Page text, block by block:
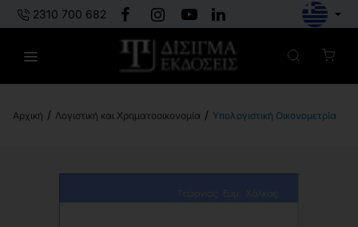
2310 700 682
Λογιστική και Χρηματοοικονομία Υπολογιστική Οικονομετρία